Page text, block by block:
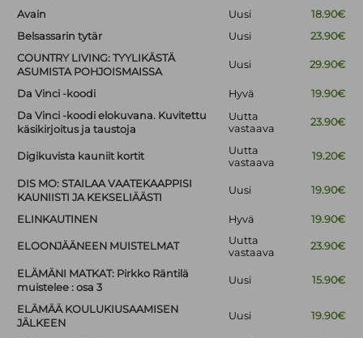
Avain
Uusi
18.90€
Belsassarin tytär
Uusi
23.90€
COUNTRY LIVING: TYYLIKÄSTÄ
ASUMISTA POHJOISMAISSA
Uusi 29.90€
Da Vinci -koodi Hyvä
19.90€
Da Vinci -koodi elokuvana. Kuvitettu
käsikirjoitus ja taustoja
Uutta
vastaava
23.90€
Digikuvista kauniit kortit
Uutta
vastaava
19.20€
DIS MO: STAILAA VAATEKAAPPISI
KAUNIISTI JA KEKSELIÄÄSTI
Uusi 19.90€
ELINKAUTINEN Hyvä 19.90€
ELOONJÄÄNEEN MUISTELMAT
Uutta
vastaava
23.90€
ELÄMÄNI MATKAT: Pirkko Räntilä
muistelee : osa 3
Uusi 15.90€
ELÄMÄÄ KOULUKIUSAAMISEN
JÄLKEEN
Uusi 19.90€